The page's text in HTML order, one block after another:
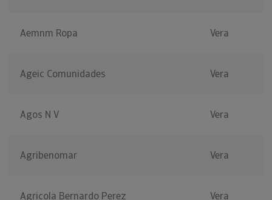
Aemnm Ropa Vera
Ageic Comunidades Vera
Agos N V Vera
Agribenomar Vera
Agricola Bernardo Perez Vera